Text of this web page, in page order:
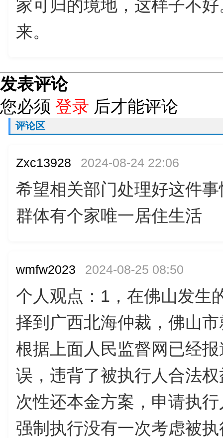
家可归的境地，这样子不
来。
发表评论
您必须 登录 后才能评论
评论区
Zxc13928 2024-08-24 22:06
希望相关部门处理好这件
群体有个家唯一居住生活
wmfw2023 2024-08-25 08:50
个人观点：1，在佛山发生
择到广西北海仲裁，佛山
根据上面人民监督网已经
误，违背了被执行人合法
次性还本金方案，申请执
强制执行没有一次考虑被